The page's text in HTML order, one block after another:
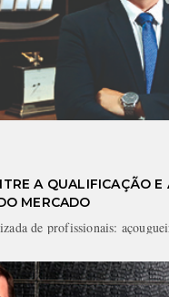
A QUALIFICAÇÃO E
MERCADO
de profissionais: